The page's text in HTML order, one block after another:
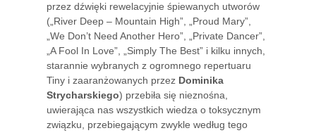
przez dźwięki rewelacyjnie śpiewanych utworów
(„River Deep – Mountain High”, „Proud Mary”,
„We Don’t Need Another Hero”, „Private Dancer”,
„A Fool In Love”, „Simply The Best” i kilku innych,
starannie wybranych z ogromnego repertuaru
Tiny i zaaranżowanych przez Dominika
Strycharskiego) przebiła się nieznośna,
uwierająca nas wszystkich wiedza o toksycznym
związku, przebiegającym zwykle według tego